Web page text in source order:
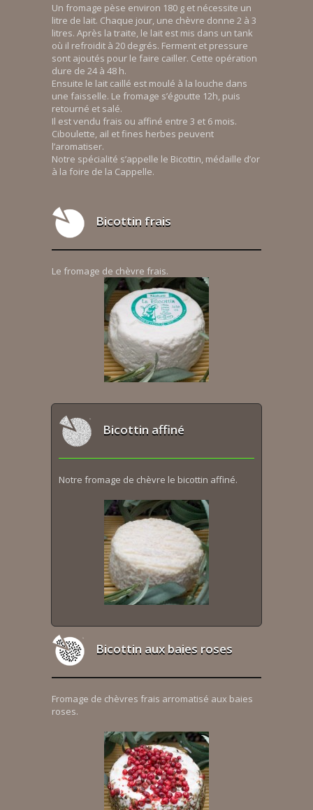
Un fromage pèse environ 180 g et nécessite un
litre de lait. Chaque jour, une chèvre donne 2 à 3
litres. Après la traite, le lait est mis dans un tank
où il refroidit à 20 degrés. Ferment et pressure
sont ajoutés pour le faire cailler. Cette opération
dure de 24 à 48 h.
Ensuite le lait caillé est moulé à la louche dans
une faisselle. Le fromage s’égoutte 12h, puis
retourné et salé.
Il est vendu frais ou affiné entre 3 et 6 mois.
Ciboulette, ail et fines herbes peuvent
l’aromatiser.
Notre spécialité s’appelle le Bicottin, médaille d’or
à la foire de la Cappelle.
Bicottin frais
Le fromage de chèvre frais.
Bicottin affiné
Notre fromage de chèvre le bicottin affiné.
Bicottin aux baies roses
Fromage de chèvres frais arromatisé aux baies
roses.